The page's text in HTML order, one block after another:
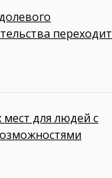
переходит
для людей с